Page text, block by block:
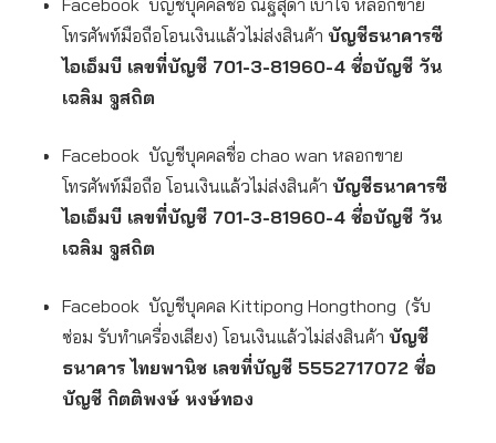
Facebook บัญชีบุคคลชื่อ ณัฐสุดา เบาใจ หลอกขาย
โทรศัพท์มือถือโอนเงินแล้วไม่ส่งสินค้า บัญชีธนาคารซี
ไอเอ็มบี เลขที่บัญชี 701-3-81960-4 ชื่อบัญชี วัน
เฉลิม จูสถิต
Facebook บัญชีบุคคลชื่อ chao wan หลอกขาย
โทรศัพท์มือถือ โอนเงินแล้วไม่ส่งสินค้า บัญชีธนาคารซี
ไอเอ็มบี เลขที่บัญชี 701-3-81960-4 ชื่อบัญชี วัน
เฉลิม จูสถิต
Facebook บัญชีบุคคล Kittipong Hongthong (รับ
ซ่อม รับทำเครื่องเสียง) โอนเงินแล้วไม่ส่งสินค้า บัญชี
ธนาคาร ไทยพานิช เลขที่บัญชี 5552717072 ชื่อ
บัญชี กิตติพงษ์ หงษ์ทอง